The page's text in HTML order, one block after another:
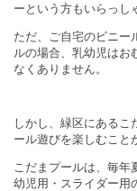
ーという方もいらっし
ただ、ご自宅のビニー
ルの場合、乳幼児はお
なくありません。
しかし、緑区にあるこ
ール遊びを楽しむこと
こだまプールは、毎年
幼児用・スライダー用